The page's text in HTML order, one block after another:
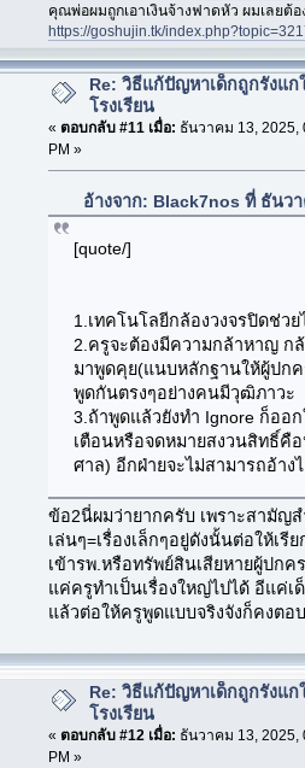
คุณพ่อผมถูกเอาเงินจ้างฟาดหัว ผมเลยต้
https://goshujin.tk/
Re: วิธีแก้ปัญหาเด็กถูกรังแก
โรงเรียน
« ตอบกลับ #11 เมื่อ: ธันวาคม 13, 2025,
PM »
อ้างจาก: Black7nos ที่ ธันว
[quote/]
1.เทคโนโลยีกล้องวงจรปิดช่ว
2.ครูจะต้องมีความกล้าหาญ กล้
มาพูดคุย(แนบหลักฐานให้ผู้ปกค
พูดกันตรงๆอย่างคนมีวุฒิภาวะ
3.ถ้าพูดแล้วยังทำ Ignore ก็ออ
เตือนหรือจดหมายสงวนสิทธิ์คื
ศาล) อีกฝ่ายจะไม่สามารถอ้าง
ข้อ2นี่ผมว่ายากครับ เพราะสามัญ
เล่นๆ=เรื่องเล็กๆอยู่ดังนั้นต่อให้เ
เข้ารพ.หรือทรัพย์สินเสียหายผู้ปก
แค่ครูทำเป็นเรื่องใหญ่ไปได้ อีแค่เ
แล้วต่อให้ครูพูดแบบจริงจังก็คงตอ
Re: วิธีแก้ปัญหาเด็กถูกรังแก
โรงเรียน
« ตอบกลับ #12 เมื่อ: ธันวาคม 13, 2025,
PM »